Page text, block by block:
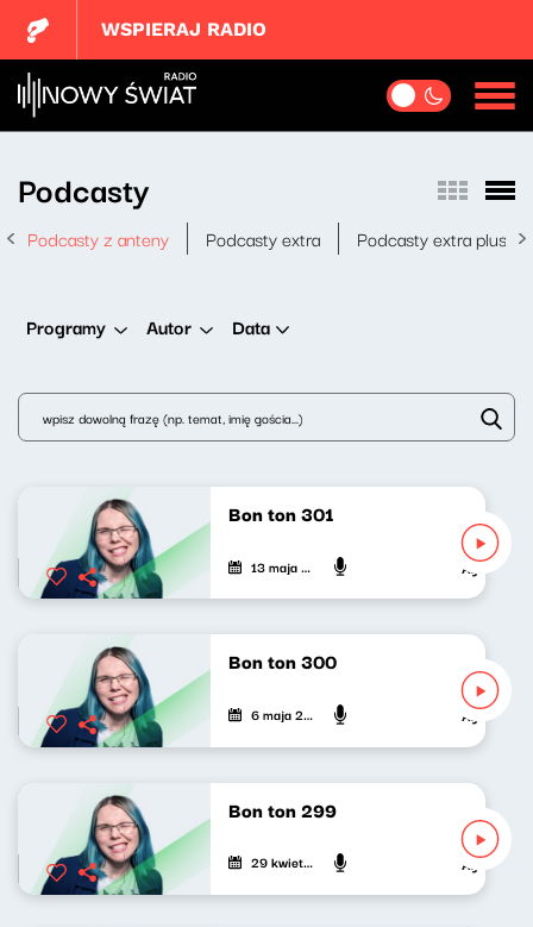
WSPIERAJ RADIO
Podcasty
Podcasty z anteny Podcasty extra Podcasty extra plus
Programy Autor Data
Bon ton 301
13 maja 2026 Agnieszka
Bon ton 300
6 maja 2026 Agnieszka
Bon ton 299
29 kwietnia 2026 Agnieszka